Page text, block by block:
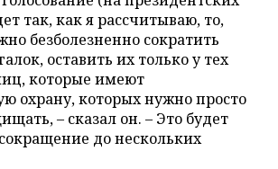
так, как я рассчитываю, то,
безболезненно сократить
оставить их только у тех
которые имеют
охрану, которых нужно просто
– сказал он. – Это будет
до нескольких